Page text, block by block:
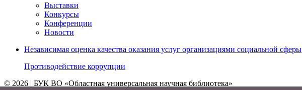
Выставки
Конкурсы
Конференции
Новости
Независимая оценка качества оказания услуг организациями социальной сферы
Противодействие коррупции
© 2026 | БУК ВО «Областная универсальная научная библиотека»